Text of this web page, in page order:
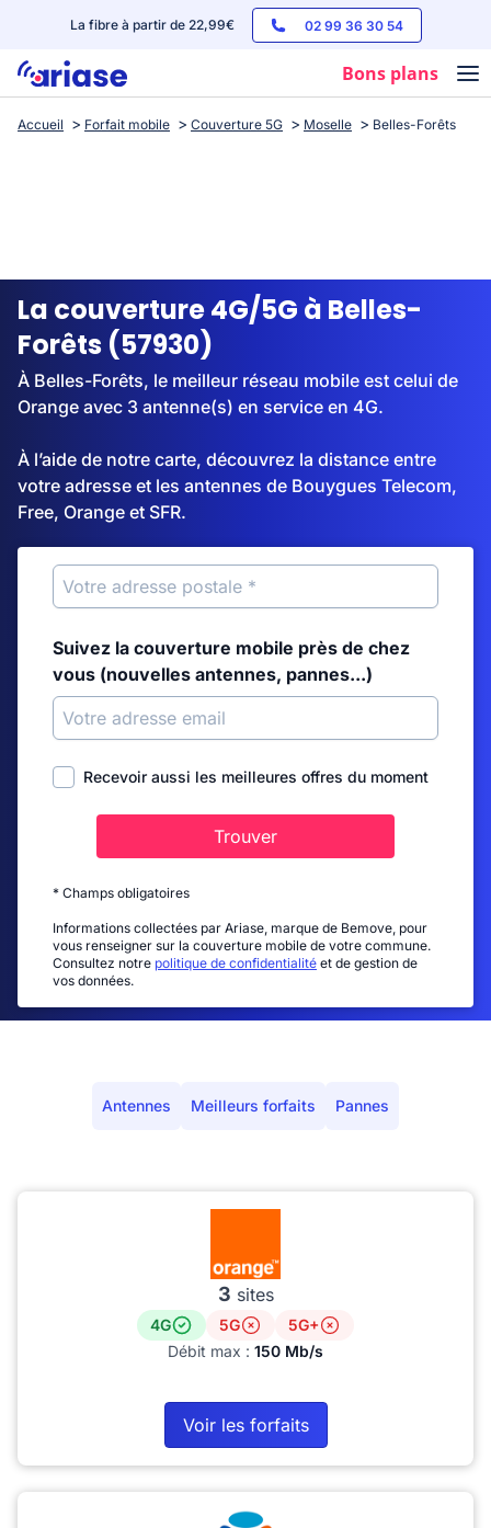
La fibre à partir de 22,99€ 02 99 36 30 54
Bons plans
Box internet
Streaming
Accueil Forfait mobile Couverture 5G Moselle Belles-Forêts
La couverture 4G/5G à Belles-
Forêts (57930)
À Belles-Forêts, le meilleur réseau mobile est celui de
Orange avec 3 antenne(s) en service en 4G.
À l’aide de notre carte, découvrez la distance entre
votre adresse et les antennes de Bouygues Telecom,
Free, Orange et SFR.
Suivez la couverture mobile près de chez
vous (nouvelles antennes, pannes...)
Recevoir aussi les meilleures offres du moment
Trouver
* Champs obligatoires
Informations collectées par Ariase, marque de Bemove, pour
vous renseigner sur la couverture mobile de votre commune.
Consultez notre politique de confidentialité et de gestion de
vos données.
Antennes Meilleurs forfaits Pannes
3 sites
4G 5G
5G+
Débit max : 150 Mb/s
Voir les forfaits